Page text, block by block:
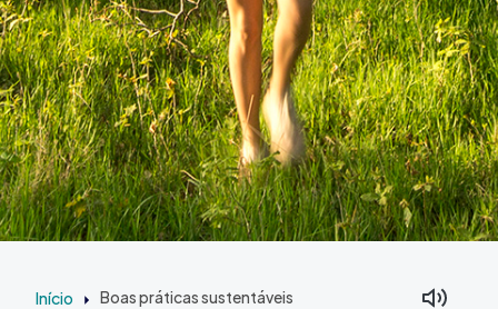
Início Boas práticas sustentáveis